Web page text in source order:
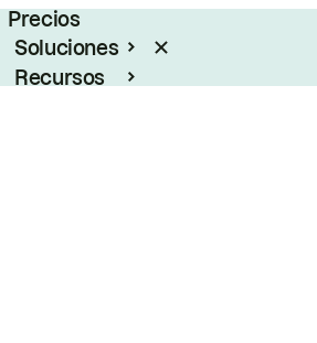
Precios
Soluciones
Recursos